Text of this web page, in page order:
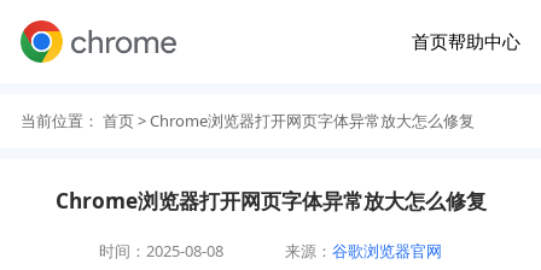
首页帮助中心
当前位置： 首页> Chrome浏览器打开网页字体异常放大怎么修复
Chrome浏览器打开网页字体异常放大怎么修复
时间：2025-08-08 来源：谷歌浏览器官网